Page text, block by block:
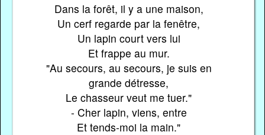
Dans la forêt, il y a une maison,
Un cerf regarde par la fenêtre,
Un lapin court vers lui
Et frappe au mur.
"Au secours, au secours, je suis en
grande détresse,
Le chasseur veut me tuer."
- Cher lapin, viens, entre
Et tends-moi la main."